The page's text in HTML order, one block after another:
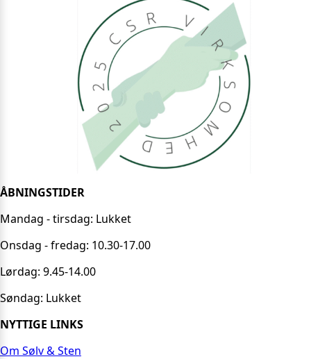
ÅBNINGSTIDER
Mandag - tirsdag: Lukket
Onsdag - fredag: 10.30-17.00
Lørdag: 9.45-14.00
Søndag: Lukket
NYTTIGE LINKS
Om Sølv & Sten